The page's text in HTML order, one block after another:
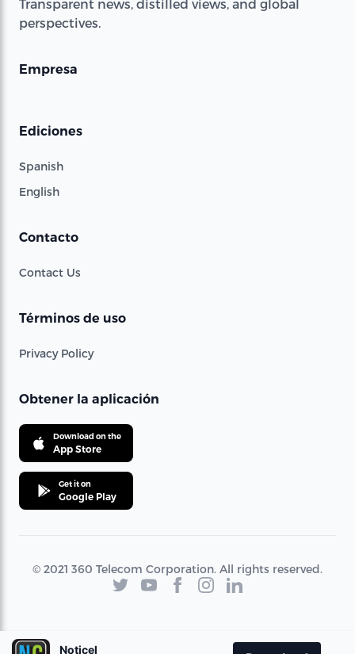
Transparent news, distilled views, and global
perspectives.
Empresa
Ediciones
Spanish
English
Contacto
Contact Us
Términos de uso
Privacy Policy
Obtener la aplicación
Download on the
App Store
Get it on
Google Play
© 2021 360 Telecom Corporation. All rights reserved.
Noticel